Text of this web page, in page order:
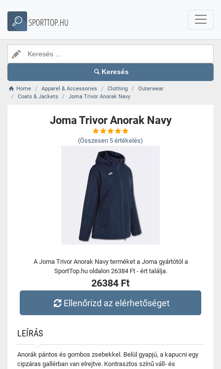
SPORTTOP.HU
Keresés
Home Apparel & Accessories Clothing
Outerwear
Coats & Jackets
Joma Trivor Anorak Navy
Joma Trivor Anorak Navy
(Összesen 5 értékelés)
A Joma Trivor Anorak Navy terméket a Joma gyártótól a
SportTop.hu oldalon 26384 Ft - ért találja.
26384 Ft
Ellenőrizd az elérhetőséget
LEÍRÁS
Anorák pántos és gombos zsebekkel. Belül gyapjú, a kapucni egy
cipzáras gallérban van elrejtve. Kontrasztos színű váll- és